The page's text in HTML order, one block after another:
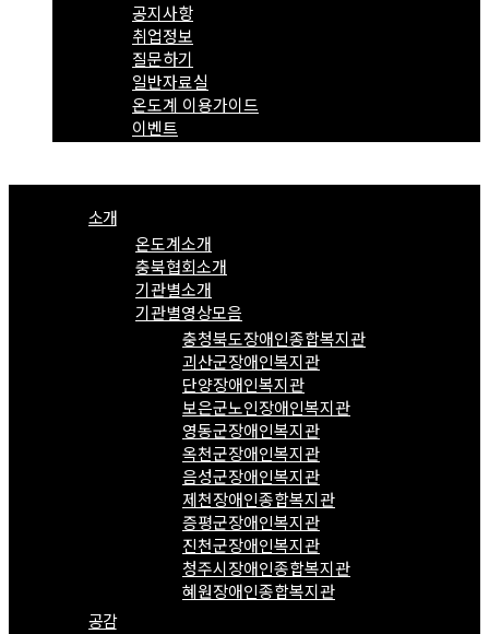
공지사항
취업정보
질문하기
일반자료실
온도계 이용가이드
이벤트
소개
온도계소개
충북협회소개
기관별소개
기관별영상모음
충청북도장애인종합복지관
괴산군장애인복지관
단양장애인복지관
보은군노인장애인복지관
영동군장애인복지관
옥천군장애인복지관
음성군장애인복지관
제천장애인종합복지관
증평군장애인복지관
진천군장애인복지관
청주시장애인종합복지관
혜원장애인종합복지관
공감